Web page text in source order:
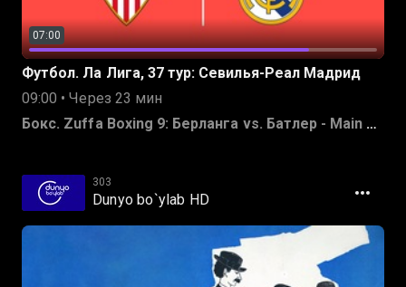
07:00
Футбол. Ла Лига, 37 тур: Севилья-Реал Мадрид
09:00 • Через 23 мин
Бокс. Zuffa Boxing 9: Берланга vs. Батлер - Main Card
303
Dunyo bo`ylab HD